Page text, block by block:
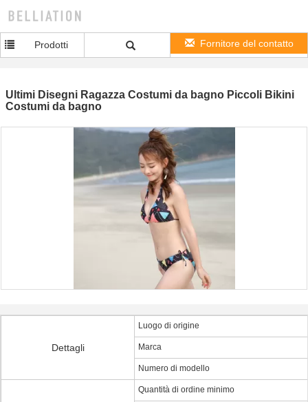
Prodotti Fornitore del contatto
Ultimi Disegni Ragazza Costumi da bagno Piccoli Bikini
Costumi da bagno
Dettagli
Luogo di origine
Marca
Numero di modello
Quantità di ordine minimo